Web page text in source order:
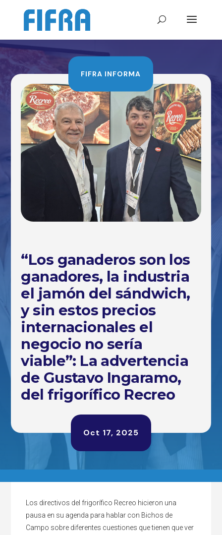
FIFRA INFORMA
“Los ganaderos son los
ganadores, la industria
el jamón del sándwich,
y sin estos precios
internacionales el
negocio no sería
viable”: La advertencia
de Gustavo Ingaramo,
del frigorífico Recreo
Oct 17, 2025
Los directivos del frigorífico Recreo hicieron una
pausa en su agenda para hablar con Bichos de
Campo sobre diferentes cuestiones que tienen que ver